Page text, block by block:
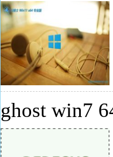
ghost win7